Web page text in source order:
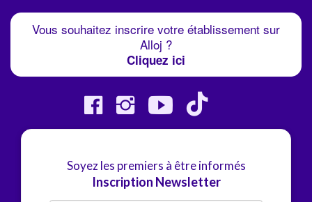
Vous souhaitez inscrire votre établissement sur
Alloj ?
Cliquez ici
Soyez les premiers à être informés
Inscription Newsletter